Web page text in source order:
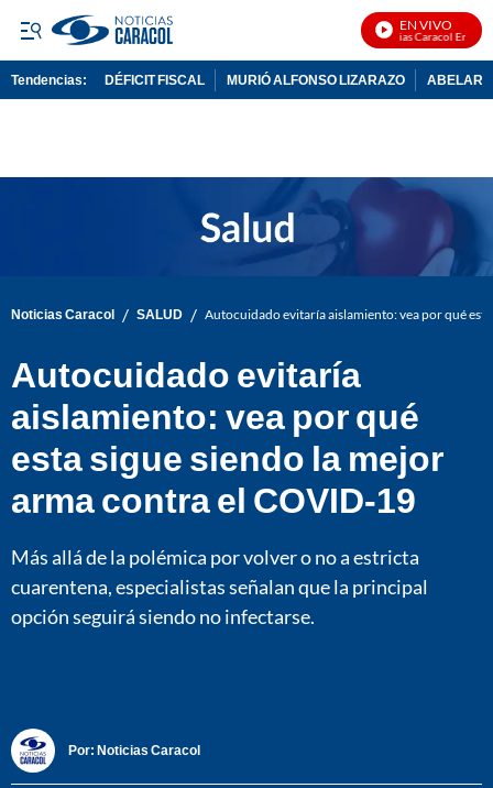
EN VIVO
Noticias Caracol En Vivo
Tendencias: DÉFICIT FISCAL MURIÓ ALFONSO LIZARAZO
Noticias Caracol / SALUD / Autocuidado evitaría aislamiento: vea por qué
Autocuidado evitaría
aislamiento: vea por qué
esta sigue siendo la mejor
arma contra el COVID-19
Más allá de la polémica por volver o no a estricta
cuarentena, especialistas señalan que la principal
opción seguirá siendo no infectarse.
Por: Noticias Caracol